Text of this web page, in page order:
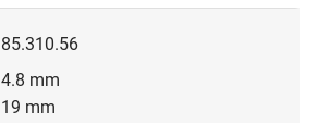
85.310.56
4.8 mm
19 mm